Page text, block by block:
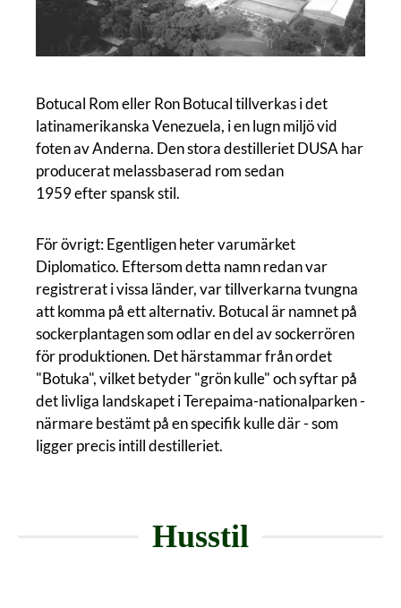
Botucal Rom eller Ron Botucal tillverkas i det
latinamerikanska Venezuela, i en lugn miljö vid
foten av Anderna. Den stora destilleriet DUSA har
producerat melassbaserad rom sedan
1959 efter spansk stil.
För övrigt: Egentligen heter varumärket
Diplomatico. Eftersom detta namn redan var
registrerat i vissa länder, var tillverkarna tvungna
att komma på ett alternativ. Botucal är namnet på
sockerplantagen som odlar en del av sockerrören
för produktionen. Det härstammar från ordet
"Botuka", vilket betyder "grön kulle" och syftar på
det livliga landskapet i Terepaima-nationalparken -
närmare bestämt på en specifik kulle där - som
ligger precis intill destilleriet.
Husstil